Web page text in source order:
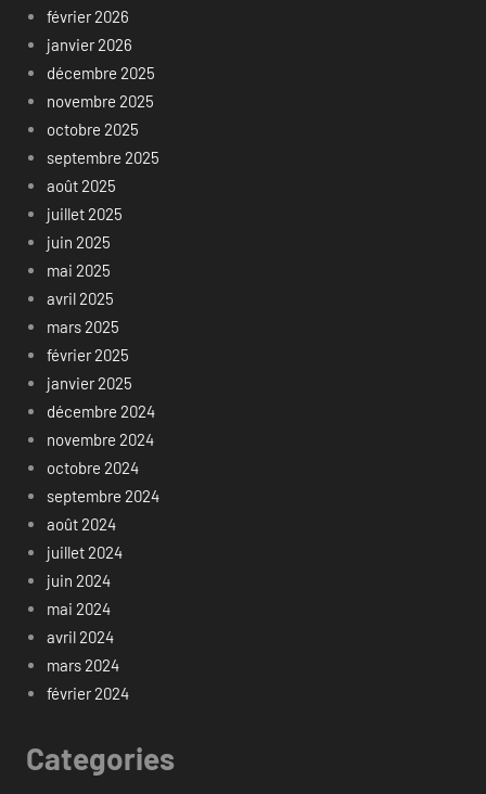
février 2026
janvier 2026
décembre 2025
novembre 2025
octobre 2025
septembre 2025
août 2025
juillet 2025
juin 2025
mai 2025
avril 2025
mars 2025
février 2025
janvier 2025
décembre 2024
novembre 2024
octobre 2024
septembre 2024
août 2024
juillet 2024
juin 2024
mai 2024
avril 2024
mars 2024
février 2024
Categories